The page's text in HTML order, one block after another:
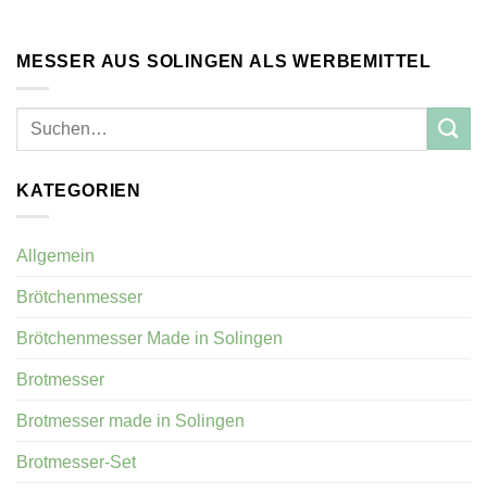
MESSER AUS SOLINGEN ALS WERBEMITTEL
KATEGORIEN
Allgemein
Brötchenmesser
Brötchenmesser Made in Solingen
Brotmesser
Brotmesser made in Solingen
Brotmesser-Set